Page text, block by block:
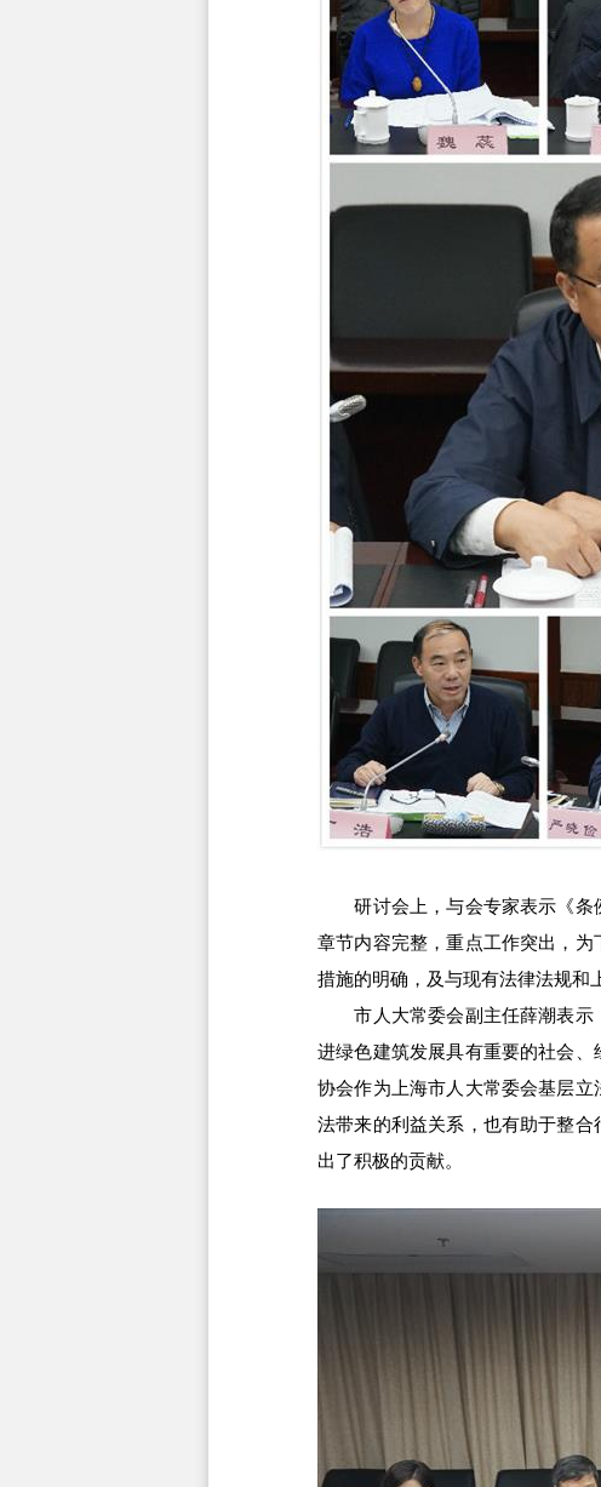
研讨会上，与会专家表示《条
章节内容完整，重点工作突出，
措施的明确，及与现有法律法规和
市人大常委会副主任薛潮表示
进绿色建筑发展具有重要的社会
协会作为上海市人大常委会基层
法带来的利益关系，也有助于整
出了积极的贡献。